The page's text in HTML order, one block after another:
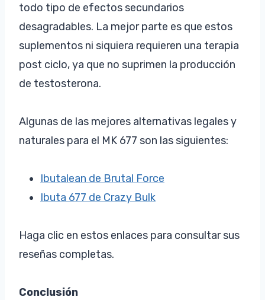
todo tipo de efectos secundarios
desagradables. La mejor parte es que estos
suplementos ni siquiera requieren una terapia
post ciclo, ya que no suprimen la producción
de testosterona.
Algunas de las mejores alternativas legales y
naturales para el MK 677 son las siguientes:
Ibutalean de Brutal Force
Ibuta 677 de Crazy Bulk
Haga clic en estos enlaces para consultar sus
reseñas completas.
Conclusión